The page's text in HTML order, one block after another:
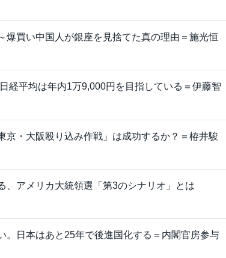
爆買い中国人が銀座を見捨てた真の理由＝施光恒
経平均は年内1万9,000円を目指している＝伊藤智
京・大阪殴り込み作戦」は成功するか？＝栫井駿
、アメリカ大統領選「第3のシナリオ」とは
。日本はあと25年で後進国化する＝内閣官房参与